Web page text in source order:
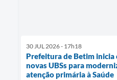
30 JUL 2026 - 17h18
Prefeitura de Betim
novas UBSs para
atenção primária à Saúde